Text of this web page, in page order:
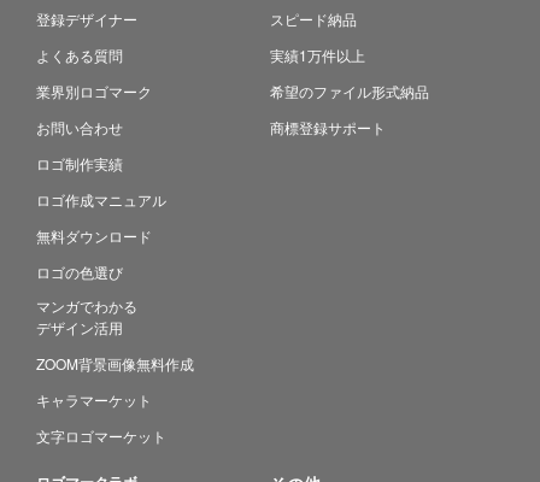
登録デザイナー
よくある質問
業界別ロゴマーク
お問い合わせ
ロゴ制作実績
ロゴ作成マニュアル
無料ダウンロード
ロゴの色選び
マンガでわかる
デザイン活用
ZOOM背景画像無料作成
キャラマーケット
文字ロゴマーケット
スピード納品
実績1万件以上
希望のファイル形式納品
商標登録サポート